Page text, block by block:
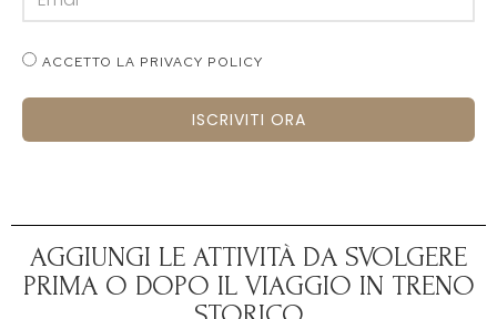
ACCETTO LA PRIVACY POLICY
ISCRIVITI ORA
AGGIUNGI LE ATTIVITÀ DA SVOLGERE
PRIMA O DOPO IL VIAGGIO IN TRENO